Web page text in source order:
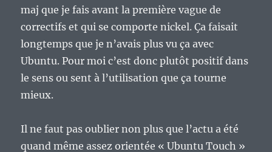
maj que je fais avant la première vague de
correctifs et qui se comporte nickel. Ça faisait
longtemps que je n’avais plus vu ça avec
Ubuntu. Pour moi c’est donc plutôt positif dans
le sens ou sent à l’utilisation que ça tourne
mieux.
Il ne faut pas oublier non plus que l’actu a été
quand même assez orientée « Ubuntu Touch »